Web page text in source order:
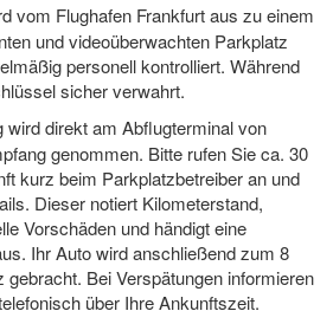
vom Flughafen Frankfurt aus zu einem
und videoüberwachten Parkplatz
personell kontrolliert. Während
sicher verwahrt.
wird direkt am Abflugterminal von
genommen. Bitte rufen Sie ca. 30
kurz beim Parkplatzbetreiber an und
Dieser notiert Kilometerstand,
Vorschäden und händigt eine
Ihr Auto wird anschließend zum 8
Bei Verspätungen informieren
über Ihre Ankunftszeit.